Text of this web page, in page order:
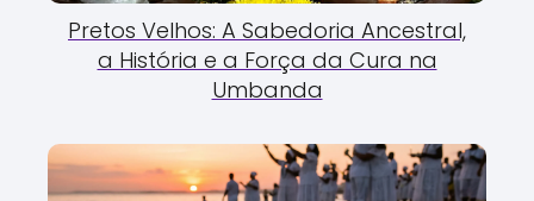
Pretos Velhos: A Sabedoria Ancestral,
a História e a Força da Cura na
Umbanda